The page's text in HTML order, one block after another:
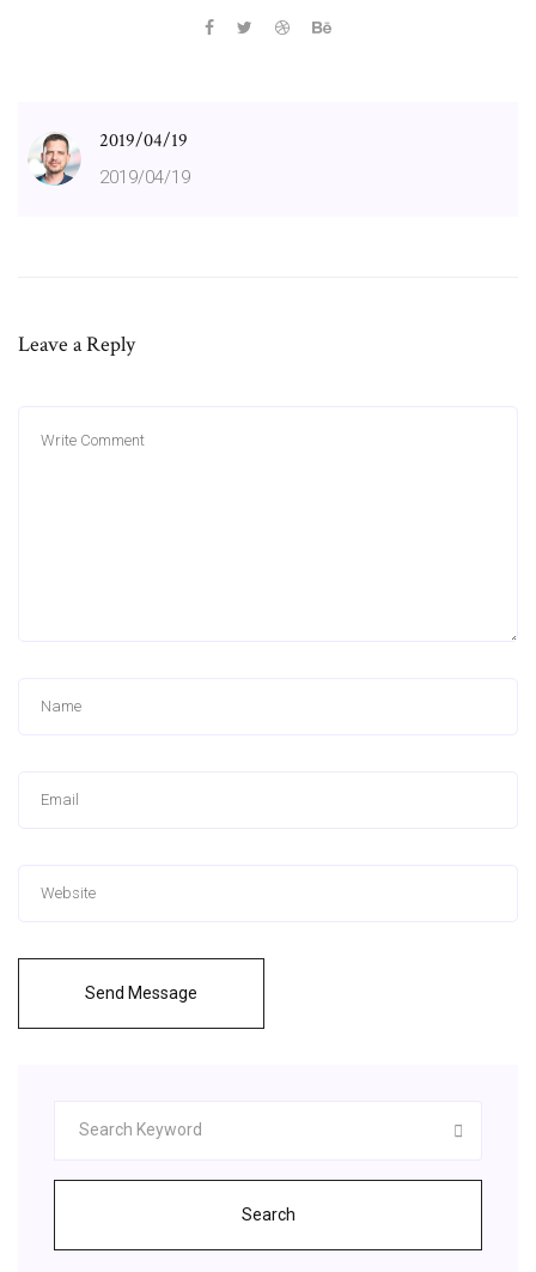
2019/04/19
2019/04/19
Leave a Reply
Send Message
Search